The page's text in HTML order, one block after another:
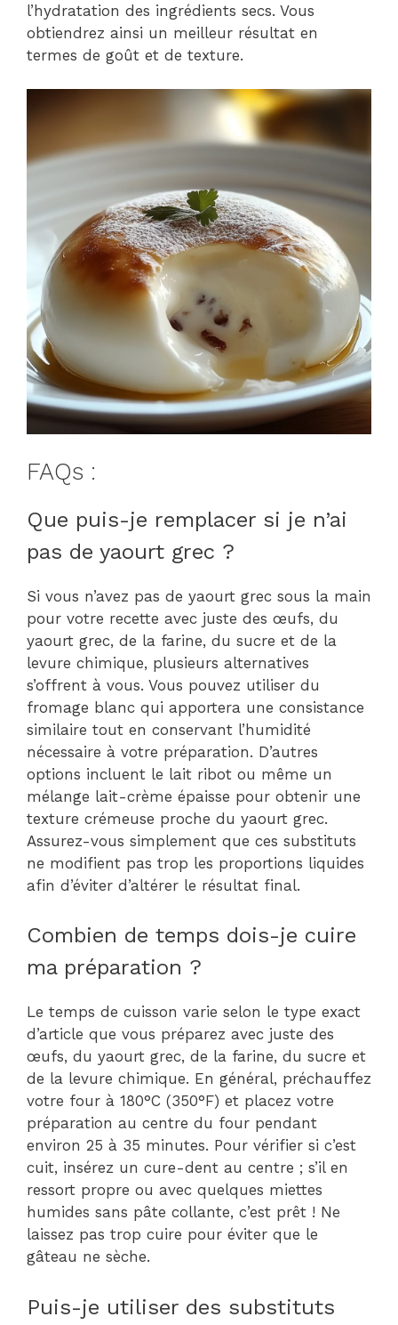
l’hydratation des ingrédients secs. Vous
obtiendrez ainsi un meilleur résultat en
termes de goût et de texture.
FAQs :
Que puis-je remplacer si je n’ai
pas de yaourt grec ?
Si vous n’avez pas de yaourt grec sous la main
pour votre recette avec juste des œufs, du
yaourt grec, de la farine, du sucre et de la
levure chimique, plusieurs alternatives
s’offrent à vous. Vous pouvez utiliser du
fromage blanc qui apportera une consistance
similaire tout en conservant l’humidité
nécessaire à votre préparation. D’autres
options incluent le lait ribot ou même un
mélange lait-crème épaisse pour obtenir une
texture crémeuse proche du yaourt grec.
Assurez-vous simplement que ces substituts
ne modifient pas trop les proportions liquides
afin d’éviter d’altérer le résultat final.
Combien de temps dois-je cuire
ma préparation ?
Le temps de cuisson varie selon le type exact
d’article que vous préparez avec juste des
œufs, du yaourt grec, de la farine, du sucre et
de la levure chimique. En général, préchauffez
votre four à 180°C (350°F) et placez votre
préparation au centre du four pendant
environ 25 à 35 minutes. Pour vérifier si c’est
cuit, insérez un cure-dent au centre ; s’il en
ressort propre ou avec quelques miettes
humides sans pâte collante, c’est prêt ! Ne
laissez pas trop cuire pour éviter que le
gâteau ne sèche.
Puis-je utiliser des substituts